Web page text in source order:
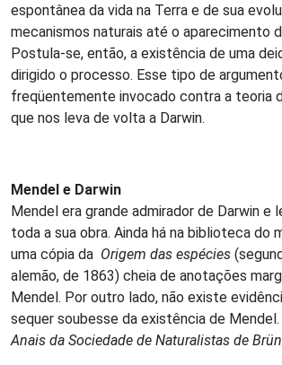
espontânea da vida na Terra e de sua
mecanismos naturais até o aparecimento
Postula-se, então, a existência de uma
dirigido o processo. Esse tipo de
freqüentemente invocado contra a teoria
que nos leva de volta a Darwin.
Mendel e Darwin
Mendel era grande admirador de Darwin e
toda a sua obra. Ainda há na biblioteca do
uma cópia da Origem das espécies
alemão, de 1863) cheia de anotações
Mendel. Por outro lado, não existe
sequer soubesse da existência de
Anais da Sociedade de Naturalistas de